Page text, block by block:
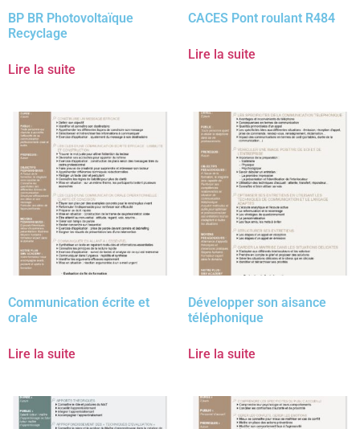
BP BR Photovoltaïque
Recyclage
Lire la suite
CACES Pont roulant R484
Lire la suite
Communication écrite et
orale
Lire la suite
Développer son aisance
téléphonique
Lire la suite